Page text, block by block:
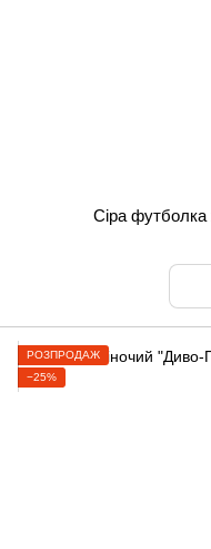
Сіра футболка
РОЗПРОДАЖ
−25%